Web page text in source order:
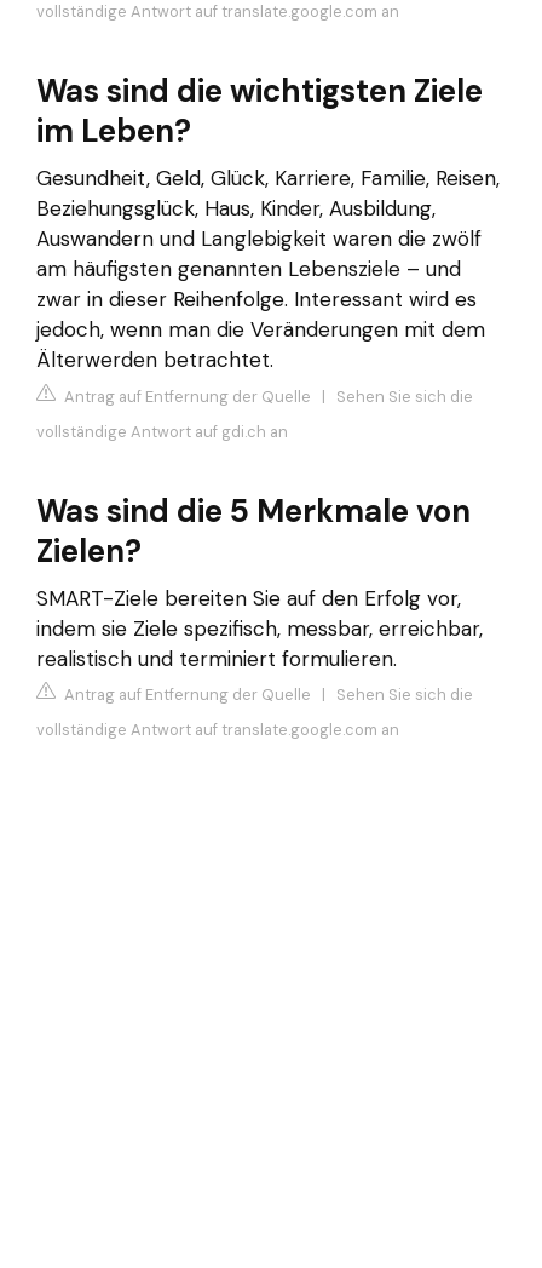
vollständige Antwort auf translate.google.com an
Was sind die wichtigsten Ziele
im Leben?
Gesundheit, Geld, Glück, Karriere, Familie, Reisen,
Beziehungsglück, Haus, Kinder, Ausbildung,
Auswandern und Langlebigkeit waren die zwölf
am häufigsten genannten Lebensziele – und
zwar in dieser Reihenfolge. Interessant wird es
jedoch, wenn man die Veränderungen mit dem
Älterwerden betrachtet.
Antrag auf Entfernung der Quelle | Sehen Sie sich die
vollständige Antwort auf gdi.ch an
Was sind die 5 Merkmale von
Zielen?
SMART-Ziele bereiten Sie auf den Erfolg vor,
indem sie Ziele spezifisch, messbar, erreichbar,
realistisch und terminiert formulieren.
Antrag auf Entfernung der Quelle | Sehen Sie sich die
vollständige Antwort auf translate.google.com an